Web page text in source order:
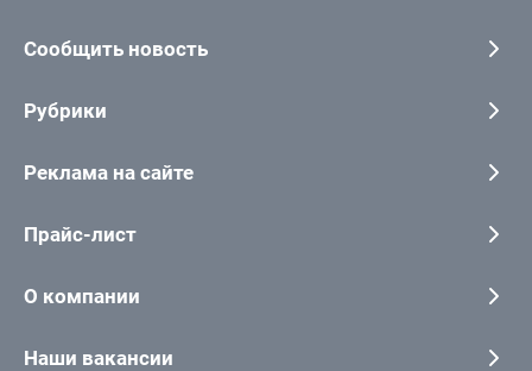
Сообщить новость
Рубрики
Реклама на сайте
Прайс-лист
О компании
Наши вакансии